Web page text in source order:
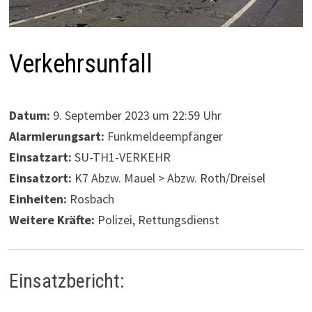
Verkehrsunfall
Datum: 9. September 2023 um 22:59 Uhr
Alarmierungsart: Funkmeldeempfänger
Einsatzart: SU-TH1-VERKEHR
Einsatzort: K7 Abzw. Mauel > Abzw. Roth/Dreisel
Einheiten: Rosbach
Weitere Kräfte: Polizei, Rettungsdienst
Einsatzbericht: